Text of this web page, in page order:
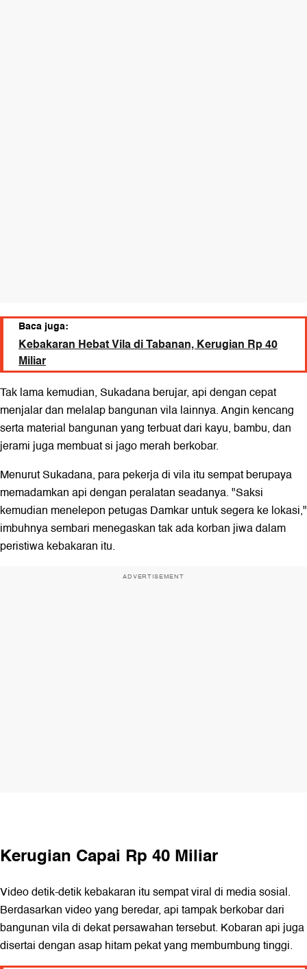
Baca juga:
Kebakaran Hebat Vila di Tabanan, Kerugian Rp 40
Miliar
Tak lama kemudian, Sukadana berujar, api dengan cepat
menjalar dan melalap bangunan vila lainnya. Angin kencang
serta material bangunan yang terbuat dari kayu, bambu, dan
jerami juga membuat si jago merah berkobar.
Menurut Sukadana, para pekerja di vila itu sempat berupaya
memadamkan api dengan peralatan seadanya. "Saksi
kemudian menelepon petugas Damkar untuk segera ke lokasi,"
imbuhnya sembari menegaskan tak ada korban jiwa dalam
peristiwa kebakaran itu.
ADVERTISEMENT
Kerugian Capai Rp 40 Miliar
Video detik-detik kebakaran itu sempat viral di media sosial.
Berdasarkan video yang beredar, api tampak berkobar dari
bangunan vila di dekat persawahan tersebut. Kobaran api juga
disertai dengan asap hitam pekat yang membumbung tinggi.